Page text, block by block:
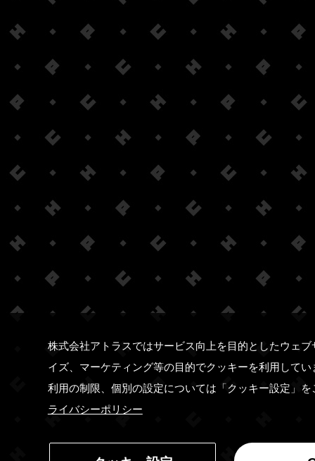
株式会社アトラスではサービス向上を目的としたウェ
イズ、マーケティング等の目的でクッキーを利用して
利用の制限、個別の設定については「クッキー設定」
ライバシーポリシー